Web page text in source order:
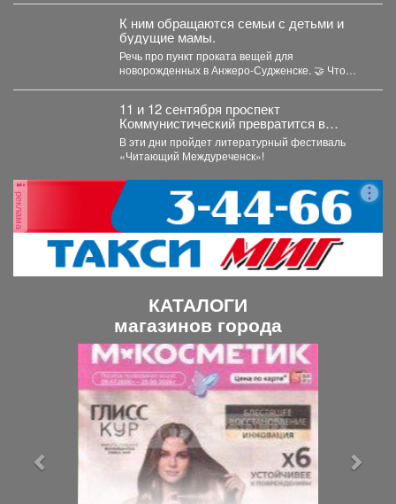
круглогодичный подъезд к
дому, зимой улицу чистят
одну из первых; возможно
парковать автомобиль как в
гараже и внутри двора, так
и рядом с забором (место
позволяет).
К ним обращаются семьи с детьми и
будущие мамы.
Речь про пункт проката вещей для
новорожденных в Анжеро-Судженске. 🤝 Что
11 и 12 сентября проспект
Коммунистический превратится в
огромную литературную сцену под
открытым небом.
В эти дни пройдет литературный фестиваль
«Читающий Междуреченск»!
реклама
КАТАЛОГИ
магазинов города